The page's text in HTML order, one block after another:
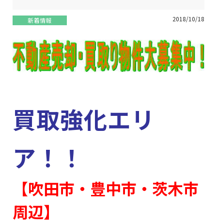
新着情報 2018/10/18
買取強化エリ
ア！！
【吹田市・豊中市・茨木市
周辺】